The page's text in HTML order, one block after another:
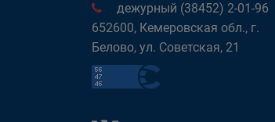
дежурный (38452) 2-01-96
652600, Кемеровская обл., г.
Белово, ул. Советская, 21